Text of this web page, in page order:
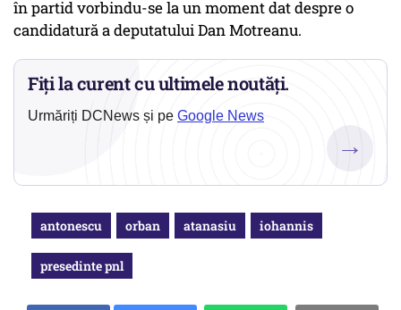
în partid vorbindu-se la un moment dat despre o
candidatură a deputatului Dan Motreanu.
Fiți la curent cu ultimele noutăți.
Urmăriți DCNews și pe Google News
→
antonescu orban atanasiu iohannis
presedinte pnl